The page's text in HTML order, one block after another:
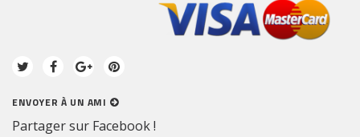
ENVOYER À UN AMI
Partager sur Facebook !